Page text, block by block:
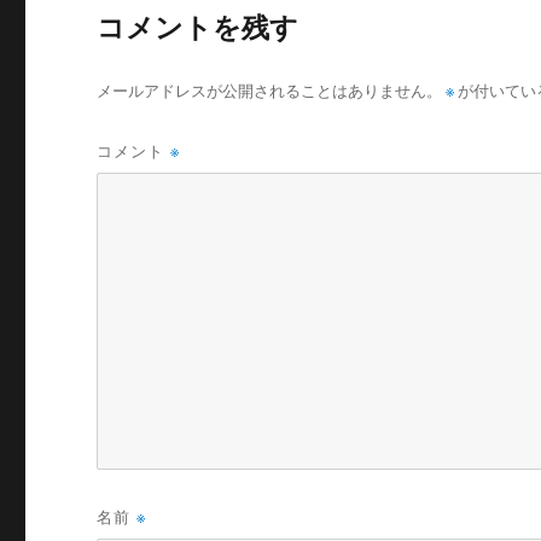
コメントを残す
メールアドレスが公開されることはありません。 ※ が付いて
コメント※
名前※